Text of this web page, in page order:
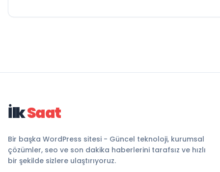
İlkSaat
Bir başka WordPress sitesi - Güncel teknoloji, kurumsal
çözümler, seo ve son dakika haberlerini tarafsız ve hızlı
bir şekilde sizlere ulaştırıyoruz.